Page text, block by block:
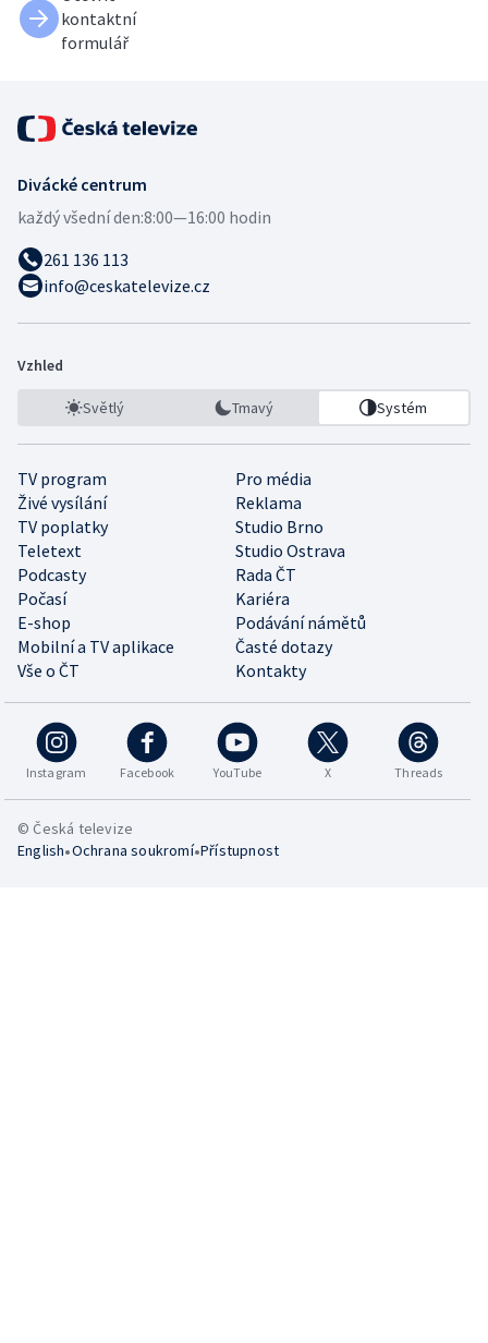
kontaktní
formulář
Divácké centrum
každý všední den:8:00—16:00 hodin
261 136 113
info@ceskatelevize.cz
Vzhled
Světlý Tmavý Systém
TV program
Pro média
Živé vysílání
Reklama
TV poplatky
Studio Brno
Teletext
Studio Ostrava
Podcasty
Rada ČT
Počasí
Kariéra
E-shop
Podávání námětů
Mobilní a TV aplikace
Časté dotazy
Vše o ČT
Kontakty
Instagram Facebook YouTube X Threads
© Česká televize
English•Ochrana soukromí•Přístupnost